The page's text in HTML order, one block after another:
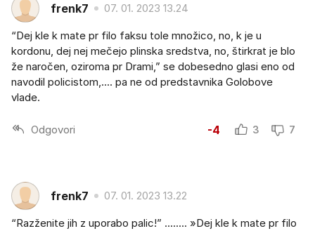
frenk7 07. 01. 2023 13.24
“Dej kle k mate pr filo faksu tole množico, no, k je u
kordonu, dej nej mečejo plinska sredstva, no, štirkrat je blo
že naročen, oziroma pr Drami,” se dobesedno glasi eno od
navodil policistom,.... pa ne od predstavnika Golobove
vlade.
Odgovori -4 3 7
frenk7 07. 01. 2023 13.22
“Razženite jih z uporabo palic!” ........ »Dej kle k mate pr filo